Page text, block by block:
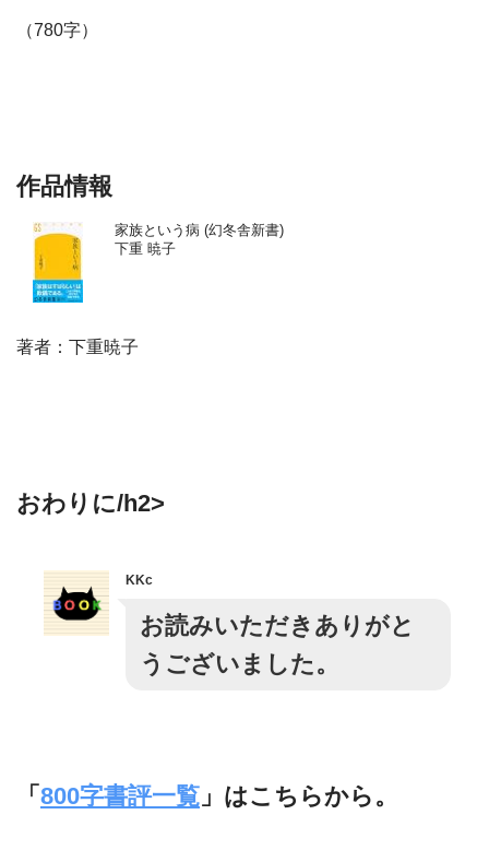
（780字）
作品情報
家族という病 (幻冬舎新書)
下重 暁子
著者：下重暁子
おわりに/h2>
KKc
お読みいただきありがと
うございました。
「 800字書評一覧 」はこちらから。